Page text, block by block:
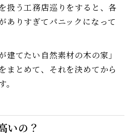
扱う工務店巡りをすると、各
ありすぎてパニックになって
建てたい自然素材の木の家」
まとめて、それを決めてから
いの？